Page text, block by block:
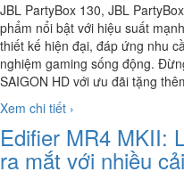
JBL PartyBox 130, JBL
phẩm nổi bật với hiệu suất
thiết kế hiện đại, đáp ứng nhu
nghiệm gaming sống động.
SAIGON HD với ưu đãi tặng
Xem chi tiết ›
Edifier MR4 MKII:
ra mắt với nhiều